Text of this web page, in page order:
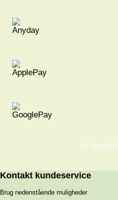
@Copyright
Kontakt kundeservice
Brug nedenstående muligheder